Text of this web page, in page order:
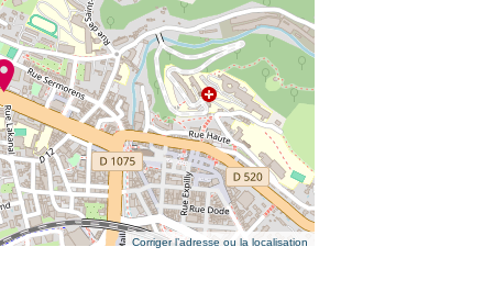
Corriger l’adresse ou la localisation